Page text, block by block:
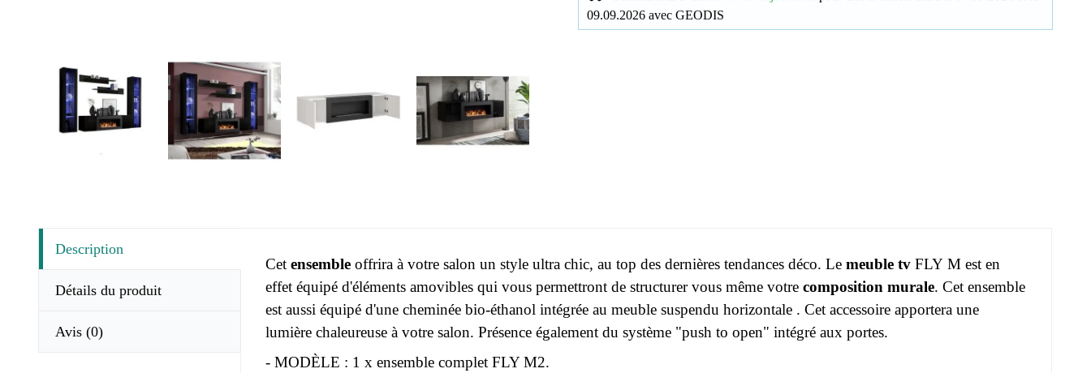
09.09.2026 avec GEODIS
Description
Détails du produit
Avis (0)
Cet ensemble offrira à votre salon un style ultra chic, au top des dernières tendances déco. Le meuble tv FLY M est en
effet équipé d'éléments amovibles qui vous permettront de structurer vous même votre composition murale. Cet ensemble
est aussi équipé d'une cheminée bio-éthanol intégrée au meuble suspendu horizontale . Cet accessoire apportera une
lumière chaleureuse à votre salon. Présence également du système "push to open" intégré aux portes.
- MODÈLE : 1 x ensemble complet FLY M2.